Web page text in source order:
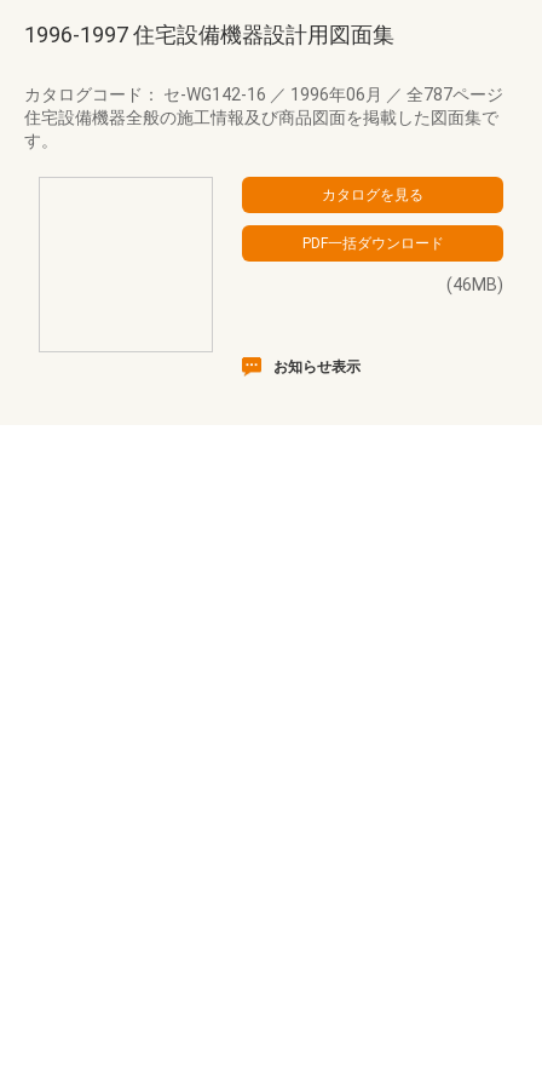
1996-1997 住宅設備機器設計用図面集
カタログコード： セ-WG142-16 ／ 1996年06月 ／ 全787ページ
住宅設備機器全般の施工情報及び商品図面を掲載した図面集で
す。
(46MB)
お知らせ表示